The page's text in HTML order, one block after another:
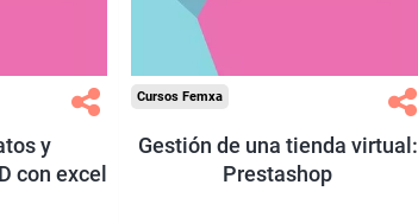
y
con excel
Cursos Femxa
Gestión de una tienda virtual:
Prestashop